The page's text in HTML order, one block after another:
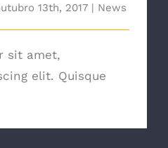
13th, 2017 | News
sit amet,
elit. Quisque